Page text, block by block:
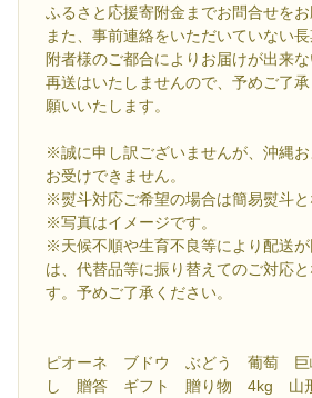
ふるさと応援寄附金までお問合せをお
また、事前連絡をいただいていない
附者様のご都合によりお届けが出来
再送はいたしませんので、予めご了
願いいたします。
※誠に申し訳ございませんが、沖縄
お受けできません。
※熨斗対応ご希望の場合は簡易熨斗と
※写真はイメージです。
※天候不順や生育不良等により配送
は、代替品等に振り替えてのご対応
す。予めご了承ください。
ピオーネ ブドウ ぶどう 葡萄
し 贈答 ギフト 贈り物 4kg 山